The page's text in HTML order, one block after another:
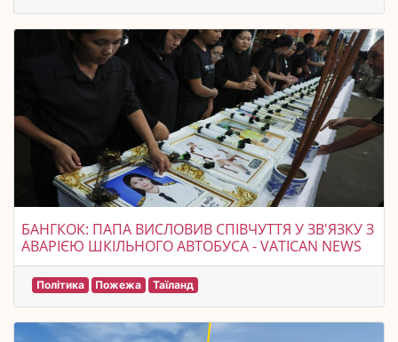
БАНГКОК: ПАПА ВИСЛОВИВ СПІВЧУТТЯ У ЗВ'ЯЗКУ З
АВАРІЄЮ ШКІЛЬНОГО АВТОБУСА - VATICAN NEWS
Політика Пожежа Таїланд